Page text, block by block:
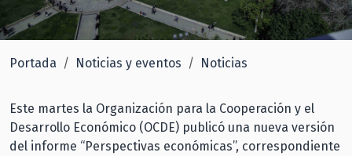
Portada Noticias y eventos Noticias
Este martes la Organización para la Cooperación y el
Desarrollo Económico (OCDE) publicó una nueva versión
del informe “Perspectivas económicas”, correspondiente